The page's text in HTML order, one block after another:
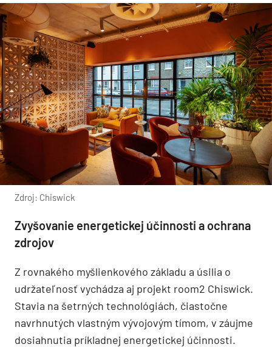
Zdroj: Chiswick
Zvyšovanie energetickej účinnosti a ochrana
zdrojov
Z rovnakého myšlienkového základu a úsilia o
udržateľnosť vychádza aj projekt room2 Chiswick.
Stavia na šetrných technológiách, čiastočne
navrhnutých vlastným vývojovým tímom, v záujme
dosiahnutia príkladnej energetickej účinnosti.